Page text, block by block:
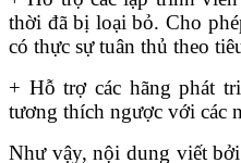
thời đã bị loại bỏ. Cho
có thực sự tuân thủ theo
+ Hỗ trợ các hãng phát
tương thích ngược với các
Như vậy, nội dung viết